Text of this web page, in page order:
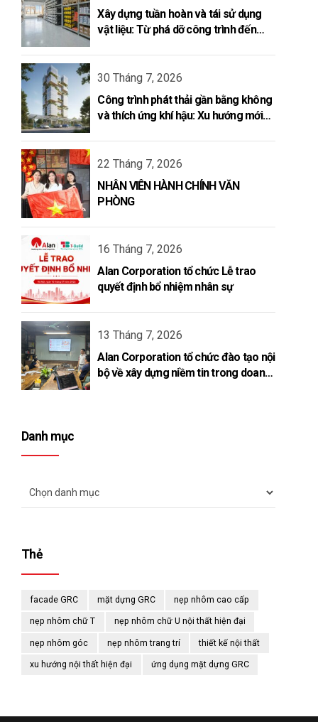
Xây dựng tuần hoàn và tái sử dụng
vật liệu: Từ phá dỡ công trình đến
30 Tháng 7, 2026
Công trình phát thải gần bằng không
và thích ứng khí hậu: Xu hướng mới
22 Tháng 7, 2026
NHÂN VIÊN HÀNH CHÍNH VĂN
PHÒNG
16 Tháng 7, 2026
Alan Corporation tổ chức Lễ trao
quyết định bổ nhiệm nhân sự
13 Tháng 7, 2026
Alan Corporation tổ chức đào tạo nội
bộ về xây dựng niềm tin trong doanh
Danh mục
Thẻ
facade GRC mặt dựng GRC nẹp nhôm cao cấp
nẹp nhôm chữ T nẹp nhôm chữ U nội thất hiện đại
nẹp nhôm góc nẹp nhôm trang trí thiết kế nội thất
xu hướng nội thất hiện đại ứng dụng mặt dựng GRC